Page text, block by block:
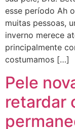
esse período Ah
muitas pessoas,
inverno merece
principalmente
costumamos […]
Pele
retardar